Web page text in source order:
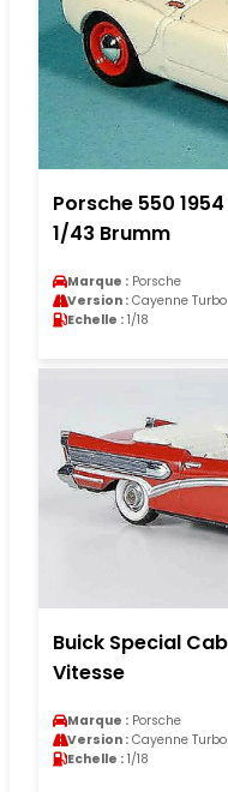
Porsche 550
1/43 Brumm
Marque : Porsche
Version : Cayenne Turbo
Echelle : 1/18
Buick Special
Vitesse
Marque : Porsche
Version : Cayenne Turbo
Echelle : 1/18